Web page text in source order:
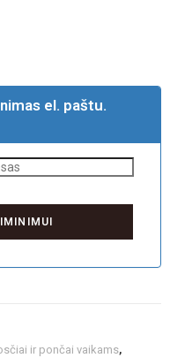
el. paštu.
ir pončai vaikams,